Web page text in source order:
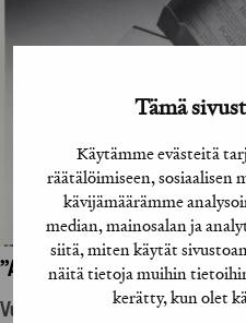
Tämä
Käytämme evästeitä
räätälöimiseen, sosiaalisen
kävijämäärämme
median, mainosalan ja
siitä, miten käytät
näitä tietoja muihin
kerätty, kun olet
”A-lehtien
Vuosikirjatyö